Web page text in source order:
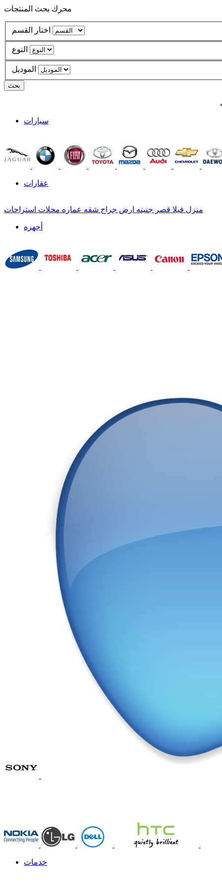
محرك بحث المنتجات
اختار القسم
النوع
الموديل
سيارات
عقارات
منزل فيلا قصر جنينه ارض جراج شقه عماره محلات استراحات
أجهزه
خدمات